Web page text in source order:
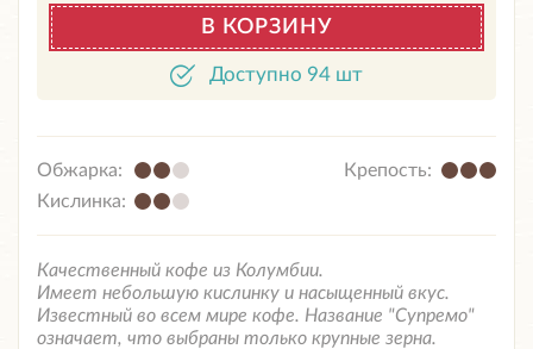
В КОРЗИНУ
Доступно 94 шт
Обжарка:
Крепость:
Кислинка:
Качественный кофе из Колумбии.
Имеет небольшую кислинку и насыщенный вкус.
Известный во всем мире кофе. Название "Супремо"
означает, что выбраны только крупные зерна.